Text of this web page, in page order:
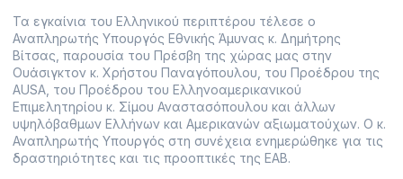
Τα εγκαίνια του Ελληνικού περιπτέρου τέλεσε ο
Αναπληρωτής Υπουργός Εθνικής Άμυνας κ. Δημήτρης
Βίτσας, παρουσία του Πρέσβη της χώρας μας στην
Ουάσιγκτον κ. Χρήστου Παναγόπουλου, του Προέδρου της
AUSA, του Προέδρου του Ελληνοαμερικανικού
Επιμελητηρίου κ. Σίμου Αναστασόπουλου και άλλων
υψηλόβαθμων Ελλήνων και Αμερικανών αξιωματούχων. Ο κ.
Αναπληρωτής Υπουργός στη συνέχεια ενημερώθηκε για τις
δραστηριότητες και τις προοπτικές της ΕΑΒ.